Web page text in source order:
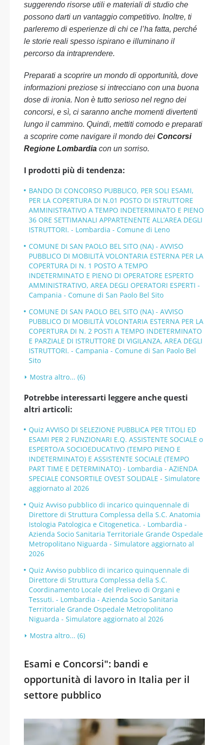
suggerendo risorse utili e materiali di studio che
possono darti un vantaggio competitivo. Inoltre, ti
parleremo di esperienze di chi ce l’ha fatta, perché
le storie reali spesso ispirano e illuminano il
percorso da intraprendere.
Preparati a scoprire un mondo di opportunità, dove
informazioni preziose si intrecciano con una buona
dose di ironia. Non è tutto serioso nel regno dei
concorsi, e sì, ci saranno anche momenti divertenti
lungo il cammino. Quindi, mettiti comodo e preparati
a scoprire come navigare il mondo dei Concorsi
Regione Lombardia con un sorriso.
I prodotti più di tendenza:
BANDO DI CONCORSO PUBBLICO, PER SOLI ESAMI,
PER LA COPERTURA DI N.01 POSTO DI ISTRUTTORE
AMMINISTRATIVO A TEMPO INDETERMINATO E PIENO
36 ORE SETTIMANALI APPARTENENTE ALL’AREA DEGLI
ISTRUTTORI. - Lombardia - Comune di Leno
COMUNE DI SAN PAOLO BEL SITO (NA) - AVVISO
PUBBLICO DI MOBILITÀ VOLONTARIA ESTERNA PER LA
COPERTURA DI N. 1 POSTO A TEMPO
INDETERMINATO E PIENO DI OPERATORE ESPERTO
AMMINISTRATIVO, AREA DEGLI OPERATORI ESPERTI -
Campania - Comune di San Paolo Bel Sito
COMUNE DI SAN PAOLO BEL SITO (NA) - AVVISO
PUBBLICO DI MOBILITÀ VOLONTARIA ESTERNA PER LA
COPERTURA DI N. 2 POSTI A TEMPO INDETERMINATO
E PARZIALE DI ISTRUTTORE DI VIGILANZA, AREA DEGLI
ISTRUTTORI. - Campania - Comune di San Paolo Bel
Sito
Mostra altro... (6)
Potrebbe interessarti leggere anche questi
altri articoli:
Quiz AVVISO DI SELEZIONE PUBBLICA PER TITOLI ED
ESAMI PER 2 FUNZIONARI E.Q. ASSISTENTE SOCIALE o
ESPERTO/A SOCIOEDUCATIVO (TEMPO PIENO E
INDETERMINATO) E ASSISTENTE SOCIALE (TEMPO
PART TIME E DETERMINATO) - Lombardia - AZIENDA
SPECIALE CONSORTILE OVEST SOLIDALE - Simulatore
aggiornato al 2026
Quiz Avviso pubblico di incarico quinquennale di
Direttore di Struttura Complessa della S.C. Anatomia
Istologia Patologica e Citogenetica. - Lombardia -
Azienda Socio Sanitaria Territoriale Grande Ospedale
Metropolitano Niguarda - Simulatore aggiornato al
2026
Quiz Avviso pubblico di incarico quinquennale di
Direttore di Struttura Complessa della S.C.
Coordinamento Locale del Prelievo di Organi e
Tessuti. - Lombardia - Azienda Socio Sanitaria
Territoriale Grande Ospedale Metropolitano
Niguarda - Simulatore aggiornato al 2026
Mostra altro... (6)
Esami e Concorsi": bandi e
opportunità di lavoro in Italia per il
settore pubblico